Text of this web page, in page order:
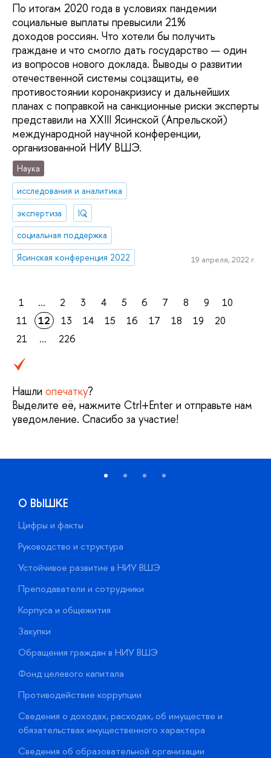
По итогам 2020 года в условиях пандемии
социальные выплаты превысили 21%
доходов россиян. Что хотели бы получить
граждане и что смогло дать государство — один
из вопросов нового доклада. Выводы о развитии
отечественной системы соцзащиты, ее
противостоянии коронакризису и дальнейших
планах с поправкой на санкционные риски эксперты
представили на XXIII Ясинской (Апрельской)
международной научной конференции,
организованной НИУ ВШЭ.
Наука
исследования и аналитика
экспертиза
IQ
социальная поддержка
Ясинская конференция 2022
19 апреля, 2022 г.
1 ... 2 3 4 5 6 7 8 9
10
11
12 13 14 15 16 17 18 19
20
21
... 226
Нашли опечатку?
Выделите её, нажмите Ctrl+Enter и отправьте нам
уведомление. Спасибо за участие!
О ВЫШКЕ
Цифры и факты
Руководство и структура
Устойчивое развитие в НИУ ВШЭ
Преподаватели и сотрудники
Корпуса и общежития
Закупки
Обращения граждан в НИУ ВШЭ
Фонд целевого капитала
Противодействие коррупции
Сведения о доходах, расходах, об имуществе и
обязательствах имущественного характера
Сведения об образовательной организации